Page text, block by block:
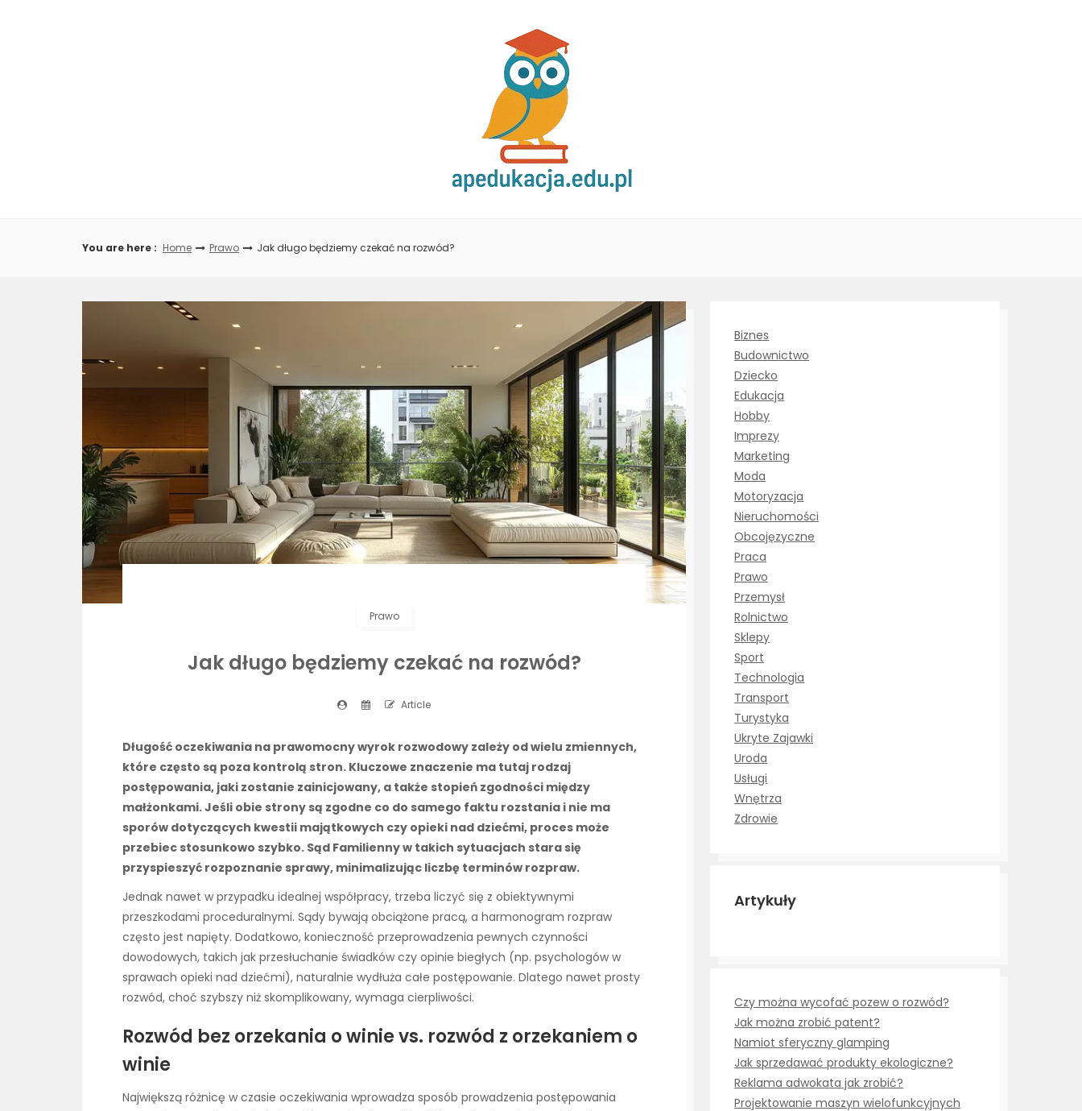
You are here : Home Prawo Jak długo będziemy czekać na rozwód?
Prawo
Jak długo będziemy czekać na rozwód?
Article
Długość oczekiwania na prawomocny wyrok rozwodowy zależy od wielu zmiennych,
które często są poza kontrolą stron. Kluczowe znaczenie ma tutaj rodzaj
postępowania, jaki zostanie zainicjowany, a także stopień zgodności między
małżonkami. Jeśli obie strony są zgodne co do samego faktu rozstania i nie ma
sporów dotyczących kwestii majątkowych czy opieki nad dziećmi, proces może
przebiec stosunkowo szybko. Sąd Familienny w takich sytuacjach stara się
przyspieszyć rozpoznanie sprawy, minimalizując liczbę terminów rozpraw.
Jednak nawet w przypadku idealnej współpracy, trzeba liczyć się z obiektywnymi
przeszkodami proceduralnymi. Sądy bywają obciążone pracą, a harmonogram rozpraw
często jest napięty. Dodatkowo, konieczność przeprowadzenia pewnych czynności
dowodowych, takich jak przesłuchanie świadków czy opinie biegłych (np. psychologów w
sprawach opieki nad dziećmi), naturalnie wydłuża całe postępowanie. Dlatego nawet prosty
rozwód, choć szybszy niż skomplikowany, wymaga cierpliwości.
Rozwód bez orzekania o winie vs. rozwód z orzekaniem o
winie
Największą różnicę w czasie oczekiwania wprowadza sposób prowadzenia postępowania
Biznes
Budownictwo
Dziecko
Edukacja
Hobby
Imprezy
Marketing
Moda
Motoryzacja
Nieruchomości
Obcojęzyczne
Praca
Prawo
Przemysł
Rolnictwo
Sklepy
Sport
Technologia
Transport
Turystyka
Ukryte Zajawki
Uroda
Usługi
Wnętrza
Zdrowie
Artykuły
Czy można wycofać pozew o rozwód?
Jak można zrobić patent?
Namiot sferyczny glamping
Jak sprzedawać produkty ekologiczne?
Reklama adwokata jak zrobić?
Projektowanie maszyn wielofunkcyjnych